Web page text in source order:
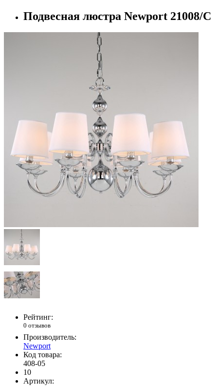
Подвесная люстра Newport 21008/C
Рейтинг:
0 отзывов
Производитель:
Newport
Код товара:
408-05
10
Артикул: